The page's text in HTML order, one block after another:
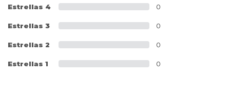
Estrellas 4 0
Estrellas 3 0
Estrellas 2 0
Estrellas 1 0